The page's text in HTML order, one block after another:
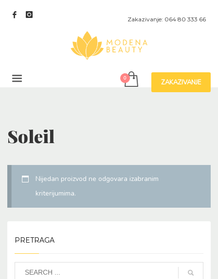
Zakazivanje: 064 80 333 66
ZAKAZIVANJE
Soleil
Nijedan proizvod ne odgovara izabranim
kriterijumima.
PRETRAGA